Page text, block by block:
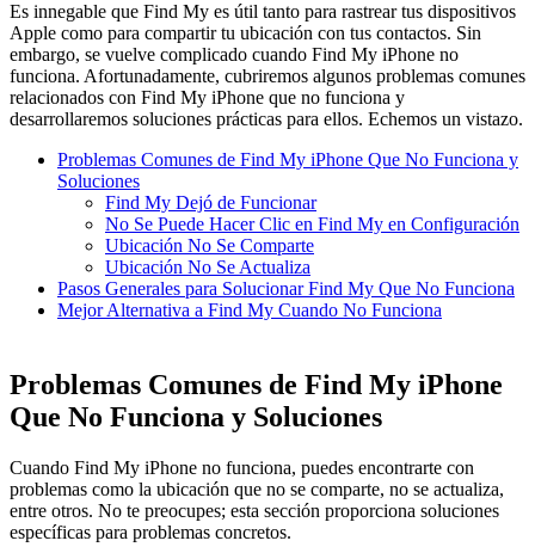
Es innegable que Find My es útil tanto para rastrear tus dispositivos
Apple como para compartir tu ubicación con tus contactos. Sin
embargo, se vuelve complicado cuando Find My iPhone no
funciona. Afortunadamente, cubriremos algunos problemas comunes
relacionados con Find My iPhone que no funciona y
desarrollaremos soluciones prácticas para ellos. Echemos un vistazo.
Problemas Comunes de Find My iPhone Que No Funciona y
Soluciones
Find My Dejó de Funcionar
No Se Puede Hacer Clic en Find My en Configuración
Ubicación No Se Comparte
Ubicación No Se Actualiza
Pasos Generales para Solucionar Find My Que No Funciona
Mejor Alternativa a Find My Cuando No Funciona
Problemas Comunes de Find My iPhone
Que No Funciona y Soluciones
Cuando Find My iPhone no funciona, puedes encontrarte con
problemas como la ubicación que no se comparte, no se actualiza,
entre otros. No te preocupes; esta sección proporciona soluciones
específicas para problemas concretos.